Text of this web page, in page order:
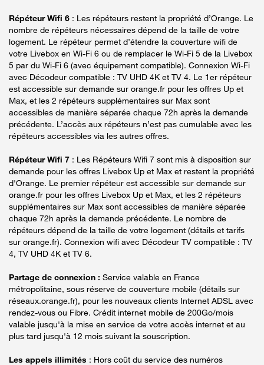
Répéteur Wifi 6 : Les répéteurs restent la propriété d’Orange. Le
nombre de répéteurs nécessaires dépend de la taille de votre
logement. Le répéteur permet d’étendre la couverture wifi de
votre Livebox en Wi-Fi 6 ou de remplacer le Wi-Fi 5 de la Livebox
5 par du Wi-Fi 6 (avec équipement compatible). Connexion Wi-Fi
avec Décodeur compatible : TV UHD 4K et TV 4. Le 1er répéteur
est accessible sur demande sur orange.fr pour les offres Up et
Max, et les 2 répéteurs supplémentaires sur Max sont
accessibles de manière séparée chaque 72h après la demande
précédente. L’accès aux répéteurs n’est pas cumulable avec les
répéteurs accessibles via les autres offres.
Répéteur Wifi 7 : Les Répéteurs Wifi 7 sont mis à disposition sur
demande pour les offres Livebox Up et Max et restent la propriété
d'Orange. Le premier répéteur est accessible sur demande sur
orange.fr pour les offres Livebox Up et Max, et les 2 répéteurs
supplémentaires sur Max sont accessibles de manière séparée
chaque 72h après la demande précédente. Le nombre de
répéteurs dépend de la taille de votre logement (détails et tarifs
sur orange.fr). Connexion wifi avec Décodeur TV compatible : TV
4, TV UHD 4K et TV 6.
Partage de connexion : Service valable en France
métropolitaine, sous réserve de couverture mobile (détails sur
réseaux.orange.fr), pour les nouveaux clients Internet ADSL avec
rendez-vous ou Fibre. Crédit internet mobile de 200Go/mois
valable jusqu'à la mise en service de votre accès internet et au
plus tard jusqu'à 12 mois suivant la souscription.
Les appels illimités : Hors coût du service des numéros